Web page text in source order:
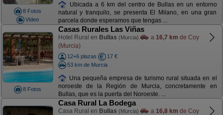
8 Fotos
Video
Ubicada a 6 km del centro de Bullas en un entorno
natural y tranquilo, se presenta El Milano, en una gran
parcela donde esperamos que tengas ...
8 Fotos
Casas Rurales Las Viñas
Hotel Rural en Bullas (Murcia) a 16,7 km de Coy
(Murcia)
12+6 plazas
17 €
53 km de Murcia
Una pequeña empresa de turismo rural situada en el
noroeste de la Región de Murcia, concretamente en
Bullas, que es la puerta del Noroeste. ...
Casa Rural La Bodega
Casa Rural en Bullas (Murcia) a 16,8 km de Coy